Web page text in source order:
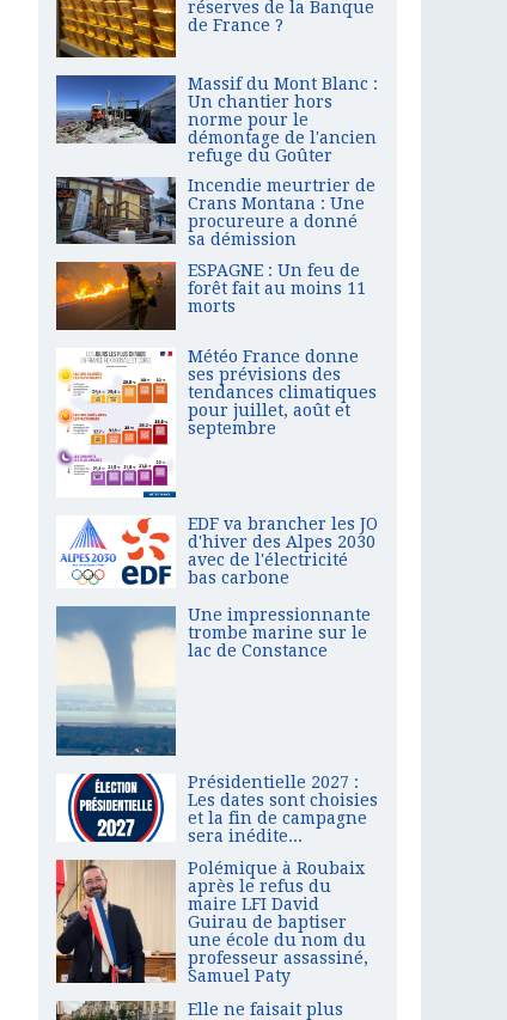
réserves de la Banque
de France ?
Massif du Mont Blanc :
Un chantier hors
norme pour le
démontage de l'ancien
refuge du Goûter
Incendie meurtrier de
Crans Montana : Une
procureure a donné
sa démission
ESPAGNE : Un feu de
forêt fait au moins 11
morts
Météo France donne
ses prévisions des
tendances climatiques
pour juillet, août et
septembre
EDF va brancher les JO
d'hiver des Alpes 2030
avec de l'électricité
bas carbone
Une impressionnante
trombe marine sur le
lac de Constance
Présidentielle 2027 :
Les dates sont choisies
et la fin de campagne
sera inédite...
Polémique à Roubaix
après le refus du
maire LFI David
Guirau de baptiser
une école du nom du
professeur assassiné,
Samuel Paty
Elle ne faisait plus